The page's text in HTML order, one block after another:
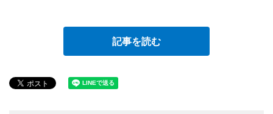
記事を読む